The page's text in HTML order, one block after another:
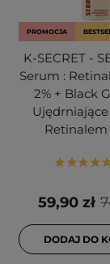
PROMOCJA
K-SECRET -
Serum :
2% + Black
59,90 zł
DODAJ DO